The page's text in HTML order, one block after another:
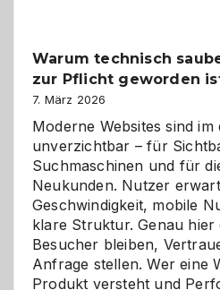
den
Logikrätseln
Warum technisch
zur Pflicht geworden
7. März 2026
Moderne Websites sind
unverzichtbar – für
Suchmaschinen und für
Neukunden. Nutzer
Geschwindigkeit, mobile
klare Struktur. Genau hier
Besucher bleiben,
Anfrage stellen. Wer eine
Produkt versteht und